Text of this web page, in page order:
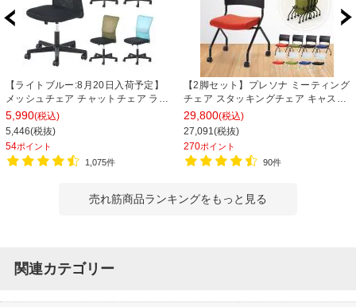
【ライトブルー:8月20日入荷予定】
メッシュチェア チャットチェア ラン
バーサポート オフィスチェア デスク
チェア 会議椅子 幅580×奥行580×高
さ835-930mm
5,990(税込)
5,446(税抜)
54ポイント
1,075件
【2脚セット】プレソナ ミーティング
チェア スタッキングチェア キャスタ
ー付き 座面クッション 幅570×奥行
565×高さ805mm 会議室 収納 法人
大人数 重ねる 会議用椅子 会議用チェ
ア
29,800(税込)
27,091(税抜)
270ポイント
90件
売れ筋商品ランキングをもっと見る
関連カテゴリー